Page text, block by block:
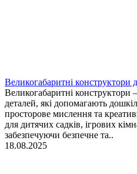
Великогабаритні конструктори
Великогабаритні конструктори
деталей, які допомагають
просторове мислення та
для дитячих садків, ігрових
забезпечуючи безпечне та..
18.08.2025